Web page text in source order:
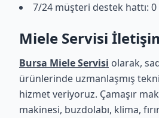
7/24 müşteri destek hattı: 0
Miele Servisi
Bursa Miele Servisi olarak,
ürünlerinde uzmanlaşmış
hizmet veriyoruz. Çamaşır
makinesi, buzdolabı, klima,